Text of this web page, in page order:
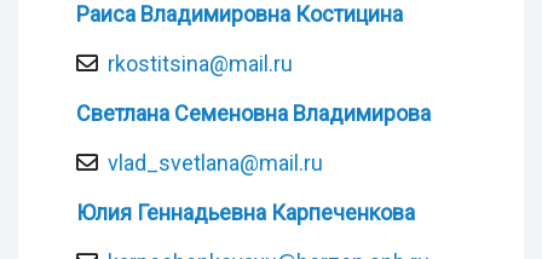
Раиса Владимировна Костицина
rkostitsina@mail.ru
Светлана Семеновна Владимирова
vlad_svetlana@mail.ru
Юлия Геннадьевна Карпеченкова